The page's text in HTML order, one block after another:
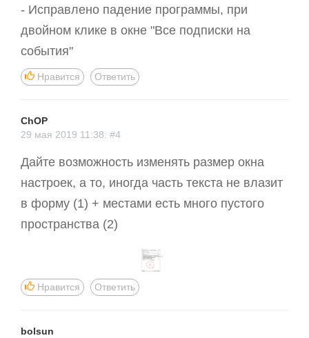
- Исправлено падение программы, при
двойном клике в окне "Все подписки на
события"
Нравится Ответить
ChOP
29 мая 2019 11:38: #4
Дайте возможность изменять размер окна
настроек, а то, иногда часть текста не влазит
в форму (1) + местами есть много пустого
пространства (2)
Нравится Ответить
bolsun